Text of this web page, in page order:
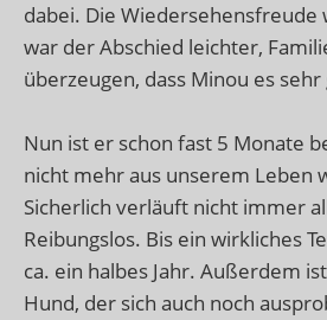
dabei. Die Wiedersehensfreude
war der Abschied leichter,
überzeugen, dass Minou es
Nun ist er schon fast 5 Monate
nicht mehr aus unserem Leben
Sicherlich verläuft nicht immer
Reibungslos. Bis ein wirkliches
ca. ein halbes Jahr. Außerdem
Hund, der sich auch noch